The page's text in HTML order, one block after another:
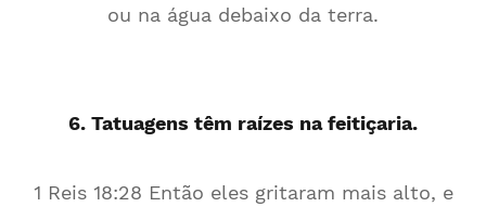
ou na água debaixo da terra.
6. Tatuagens têm raízes na feitiçaria.
1 Reis 18:28 Então eles gritaram mais alto, e